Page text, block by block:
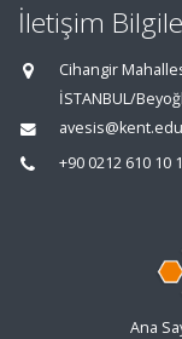
İletişim
Cihangir
İSTANBUL/
+90 0212 610 10
Ana